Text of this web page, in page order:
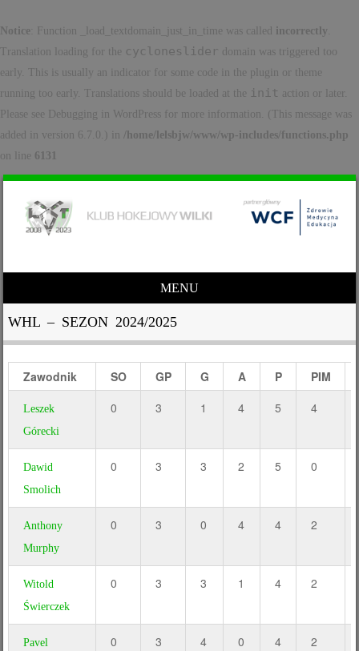
Notice : Function _load_textdomain_just_in_time was called incorrectly
Translation loading for the cycloneslider domain was triggered too
early. This is usually an indicator for some code in the plugin or theme
running too early. Translations should be loaded at the init action or later.
Please see
Debugging in WordPress for more information. (This message was
added in version 6.7.0.) in /home/lelsbjw/www/wp-includes/functions.php
on line 6131
MENU
WHL – SEZON 2024/2025
Zawodnik SO GP G A P PIM
Leszek
Górecki
0 3 1 4 5 4
Dawid
Smolich
0 3 3 2 5 0
Anthony
Murphy
0 3 0 4 4 2
Witold
Świerczek
0 3 3 1 4 2
Pavel
0 3 4 0 4 2